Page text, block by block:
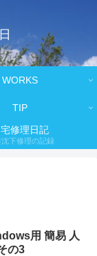
WORKS
TIP
宅修理日記
下修理の記録
用 簡易 人
の3